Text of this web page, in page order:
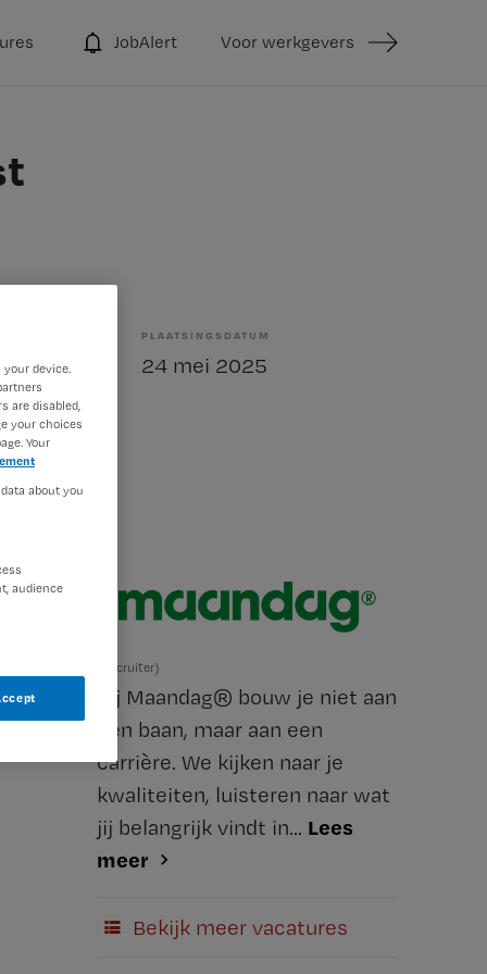
JobAlert Voor werkgevers
PLAATSINGSDATUM
24 mei 2025
(Recruiter)
Bij Maandag® bouw je niet aan
een baan, maar aan een
carrière. We kijken naar je
kwaliteiten, luisteren naar wat
jij belangrijk vindt in... Lees
meer
Bekijk meer vacatures
device.
are disabled,
your choices
Your
about you
audience